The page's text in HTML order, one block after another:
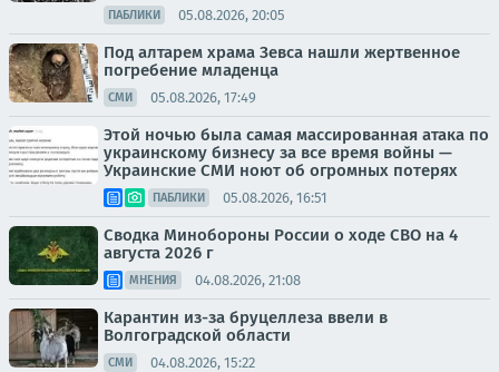
ПАБЛИКИ 05.08.2026, 20:05
Под алтарем храма Зевса нашли жертвенное
погребение младенца
СМИ 05.08.2026, 17:49
Этой ночью была самая массированная атака по
украинскому бизнесу за все время войны —
Украинские СМИ ноют об огромных потерях
ПАБЛИКИ 05.08.2026, 16:51
Сводка Минобороны России о ходе СВО на 4
августа 2026 г
МНЕНИЯ 04.08.2026, 21:08
Карантин из-за бруцеллеза ввели в
Волгоградской области
СМИ 04.08.2026, 15:22